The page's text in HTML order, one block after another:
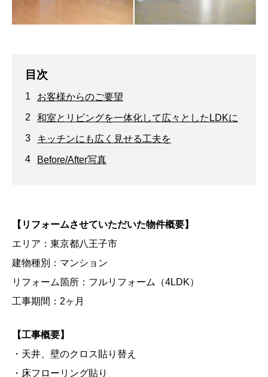
目次
1
お客様からのご要望
2
和室とリビングを一体化して広々としたLDKに
3
キッチンにも広く見せる工夫を
4
Before/After写真
【リフォームさせていただいた物件概要】
エリア：東京都八王子市
建物種別：マンション
リフォーム箇所：フルリフォーム（4LDK）
工事期間： 2ヶ月
【工事概要】
・ 天井、壁のクロス貼り替え
・床フローリング貼り